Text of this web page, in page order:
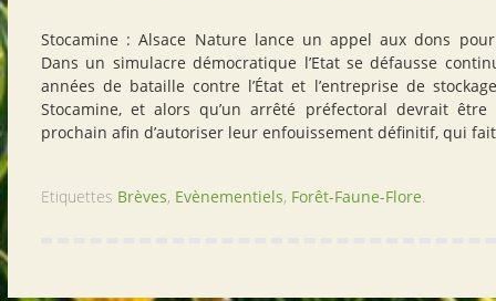
Stocamine : Alsace Nature lance un appel aux dons
Dans un simulacre démocratique l’Etat se défausse
années de bataille contre l’État et l’entreprise de
Stocamine, et alors qu’un arrêté préfectoral devrait
prochain afin d’autoriser leur enfouissement définitif, qui
Etiquettes Brèves, Evènementiels, Forêt-Faune-Flore.